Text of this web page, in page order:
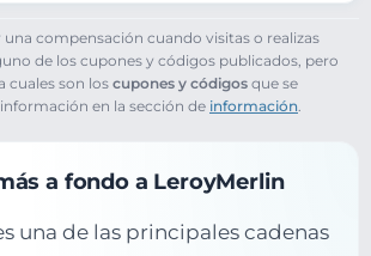
compensación cuando visitas o realizas
de los cupones y códigos publicados, pero
cuales son los cupones y códigos que se
en la sección de información
a fondo a LeroyMerlin
una de las principales cadenas